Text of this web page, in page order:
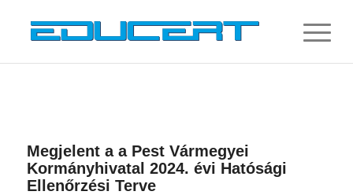
Megjelent a a Pest Vármegyei
Kormányhivatal 2024. évi Hatósági
Ellenőrzési Terve